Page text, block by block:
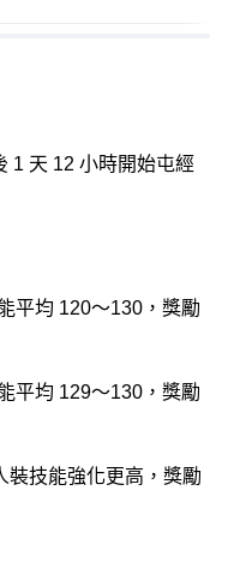
1 天 12 小時開始屯經
平均 120～130，獎勵
平均 129～130，獎勵
技能強化更高，獎勵